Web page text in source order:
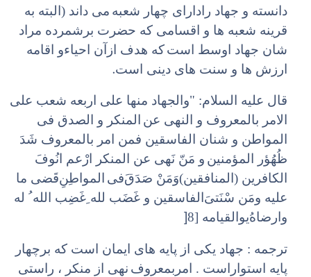
دانسته و جهاد رادارای چهار شعبه می داند (البته به
قرینه شعبه ها و اقسامی که حضرت برشمرده مراد
شان جهاد اوسط استکه هدف ازآن احیاء‌و اقامه
ارزش ها و سنت های دینی است.
قال علیه السلام: "والجهاد منها علی اربعه شعب علی
الامر بالمعروف و النهی عن المنکر و الصدق فی
المواطن و شنان الفاسقین فمن امر بالمعروف شَدَ‌
ظُهُؤر المؤمنین و مَنّ نَهی عن المنکر ارْعم انُوفَ
الکافرین (المنافقین)‌وَمَنْ صَدَقَ‌فی المواطِنِ‌قَضی ما
علیه ومَن سْنَتیَ‌الفاسقین و غَضَب لله ِ‌غَضِب الله ُ له
وارضاهُ‌یوالقیامه [8 ]
ترجمه : جهاد یکی از پایه های ایمان است که برچهار
پایه استواراست . امربمعروف نهی از منکر ، راستی